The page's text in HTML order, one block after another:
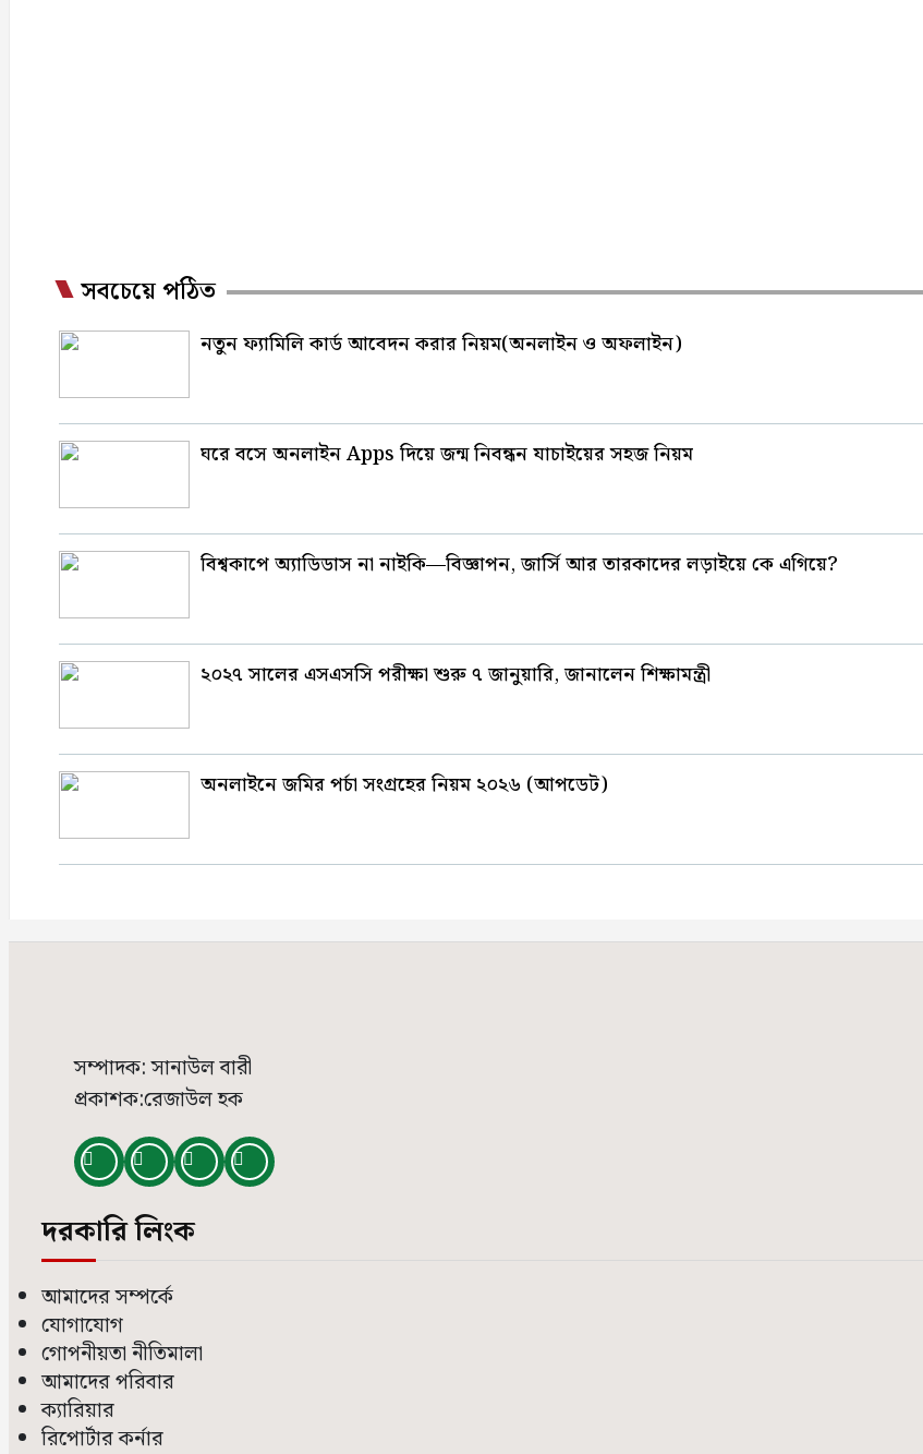
সবচেয়ে পঠিত
নতুন ফ্যামিলি কার্ড আবেদন করার নিয়ম(অনলাইন ও অফলাইন)
ঘরে বসে অনলাইন Apps দিয়ে জন্ম নিবন্ধন যাচাইয়ের সহজ নিয়ম
বিশ্বকাপে অ্যাডিডাস না নাইকি—বিজ্ঞাপন, জার্সি আর তারকাদের লড়াইয়ে কে এগিয়ে?
২০২৭ সালের এসএসসি পরীক্ষা শুরু ৭ জানুয়ারি, জানালেন শিক্ষামন্ত্রী
অনলাইনে জমির পর্চা সংগ্রহের নিয়ম ২০২৬ (আপডেট)
সম্পাদক: সানাউল বারী
প্রকাশক:রেজাউল হক
দরকারি লিংক
আমাদের সম্পর্কে
যোগাযোগ
গোপনীয়তা নীতিমালা
আমাদের পরিবার
ক্যারিয়ার
রিপোর্টার কর্নার